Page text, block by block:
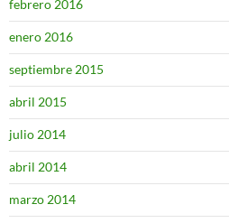
febrero 2016
enero 2016
septiembre 2015
abril 2015
julio 2014
abril 2014
marzo 2014